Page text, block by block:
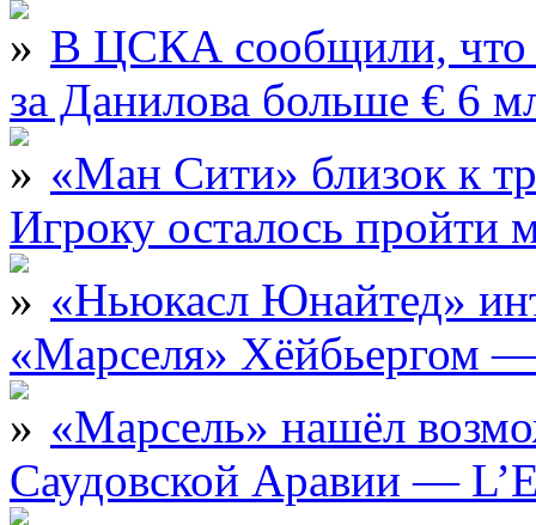
В ЦСКА сообщили, что
за Данилова больше € 6
«Ман Сити» близок к
Игроку осталось
«Ньюкасл Юнайтед»
«Марселя» Хёйбьергом
«Марсель» нашёл
Саудовской Аравии —